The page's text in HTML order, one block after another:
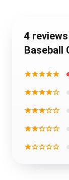
4
Baseball
★★★★★
★★★★☆
★★★☆☆
★★☆☆☆
★☆☆☆☆